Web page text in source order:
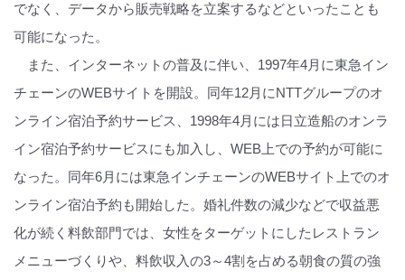
でなく、データから販売戦略を立案するなどといったことも
可能になった。
また、インターネットの普及に伴い、1997年4月に東急イン
チェーンのWEBサイトを開設。同年12月にNTTグループのオ
ンライン宿泊予約サービス、1998年4月には日立造船のオンラ
イン宿泊予約サービスにも加入し、WEB上での予約が可能に
なった。同年6月には東急インチェーンのWEBサイト上でのオ
ンライン宿泊予約も開始した。婚礼件数の減少などで収益悪
化が続く料飲部門では、女性をターゲットにしたレストラン
メニューづくりや、料飲収入の3～4割を占める朝食の質の強